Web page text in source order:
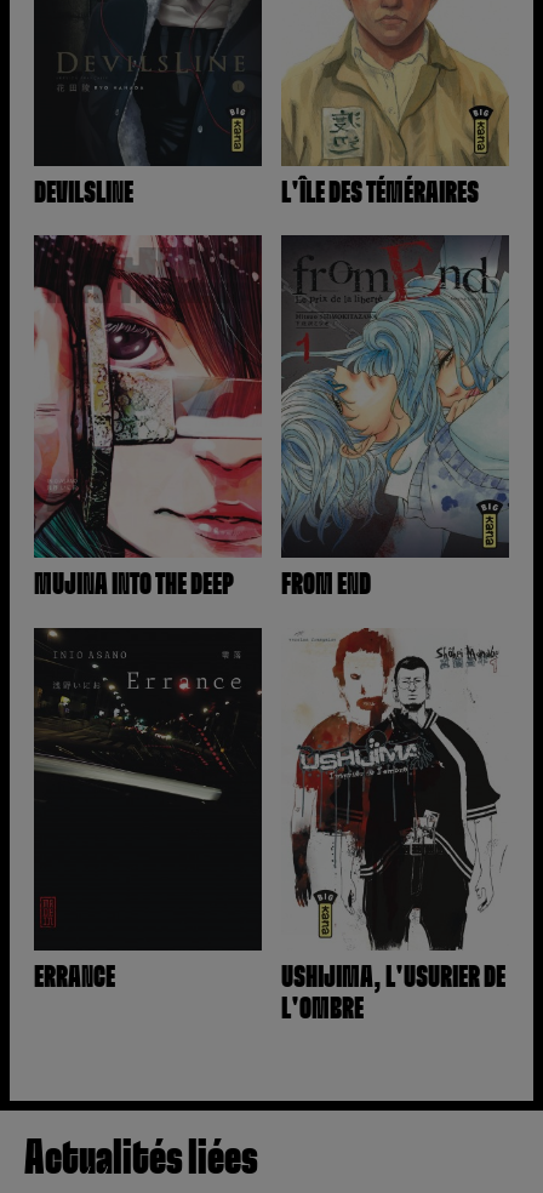
DEVILSLINE L'ÎLE DES TÉMÉRAIRES
MUJINA INTO THE DEEP FROM END
ERRANCE
USHIJIMA, L'USURIER DE
L'OMBRE
Actualités liées